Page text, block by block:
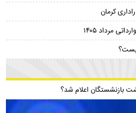
کرمان
مرداد ۱۴۰۵
بازنشستگان اعلام شد؟